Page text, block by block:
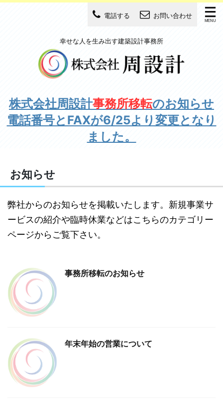
電話する お問い合わせ
幸せな人を生み出す建築設計事務所
株式会社周設計事務所移転のお知らせ
電話番号とFAXが6/25より変更となり
ました。
お知らせ
弊社からのお知らせを掲載いたします。新規事業サ
ービスの紹介や臨時休業などはこちらのカテゴリー
ページからご覧下さい。
事務所移転のお知らせ
年末年始の営業について